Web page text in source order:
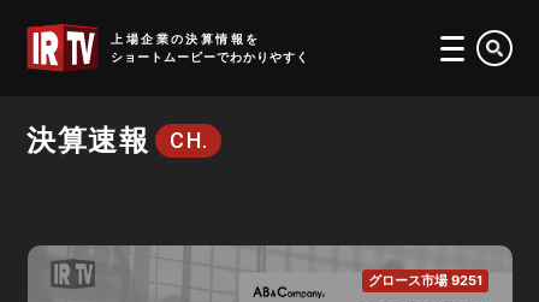
上場企業の決算情報を
ショートムービーでわかりやすく
決算速報 CH.
グロース市場 9251